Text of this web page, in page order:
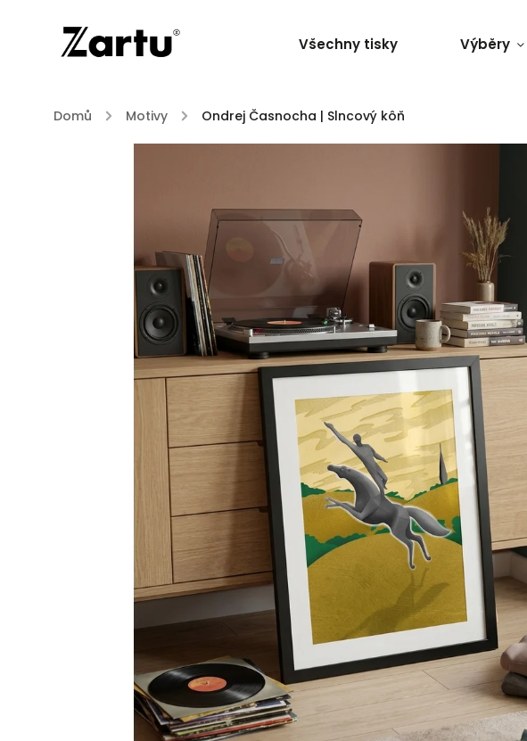
Všechny tisky Výběry
Domů / Motivy / Ondrej Časnocha | Slncový kôň